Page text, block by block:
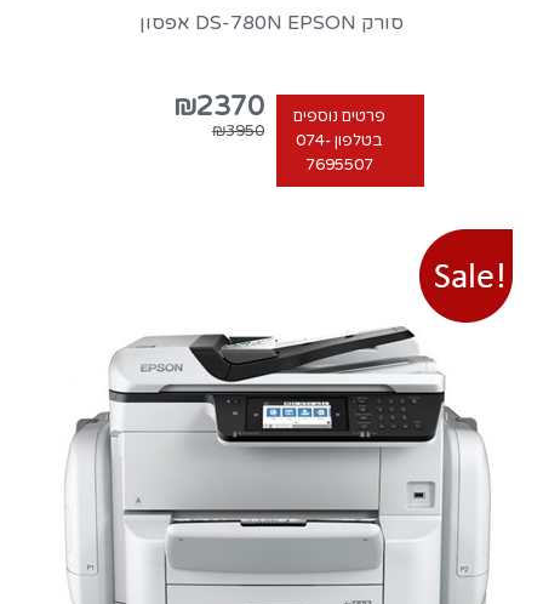
סורק DS-780N‎ EPSON אפסון
פרטים נוספים
בטלפון 074-
7695507
₪2370
₪3950